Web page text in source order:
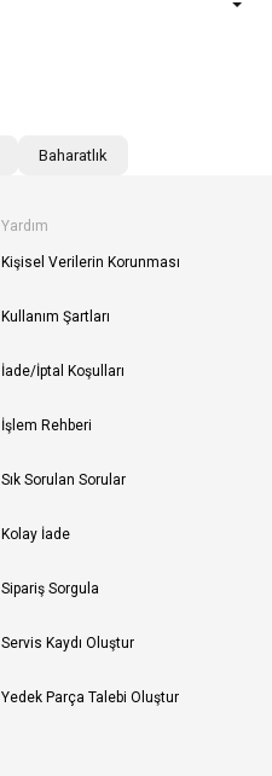
Baharatlık
Yardım
Kişisel Verilerin Korunması
Kullanım Şartları
İade/İptal Koşulları
İşlem Rehberi
Sık Sorulan Sorular
Kolay İade
Sipariş Sorgula
Servis Kaydı Oluştur
Yedek Parça Talebi Oluştur